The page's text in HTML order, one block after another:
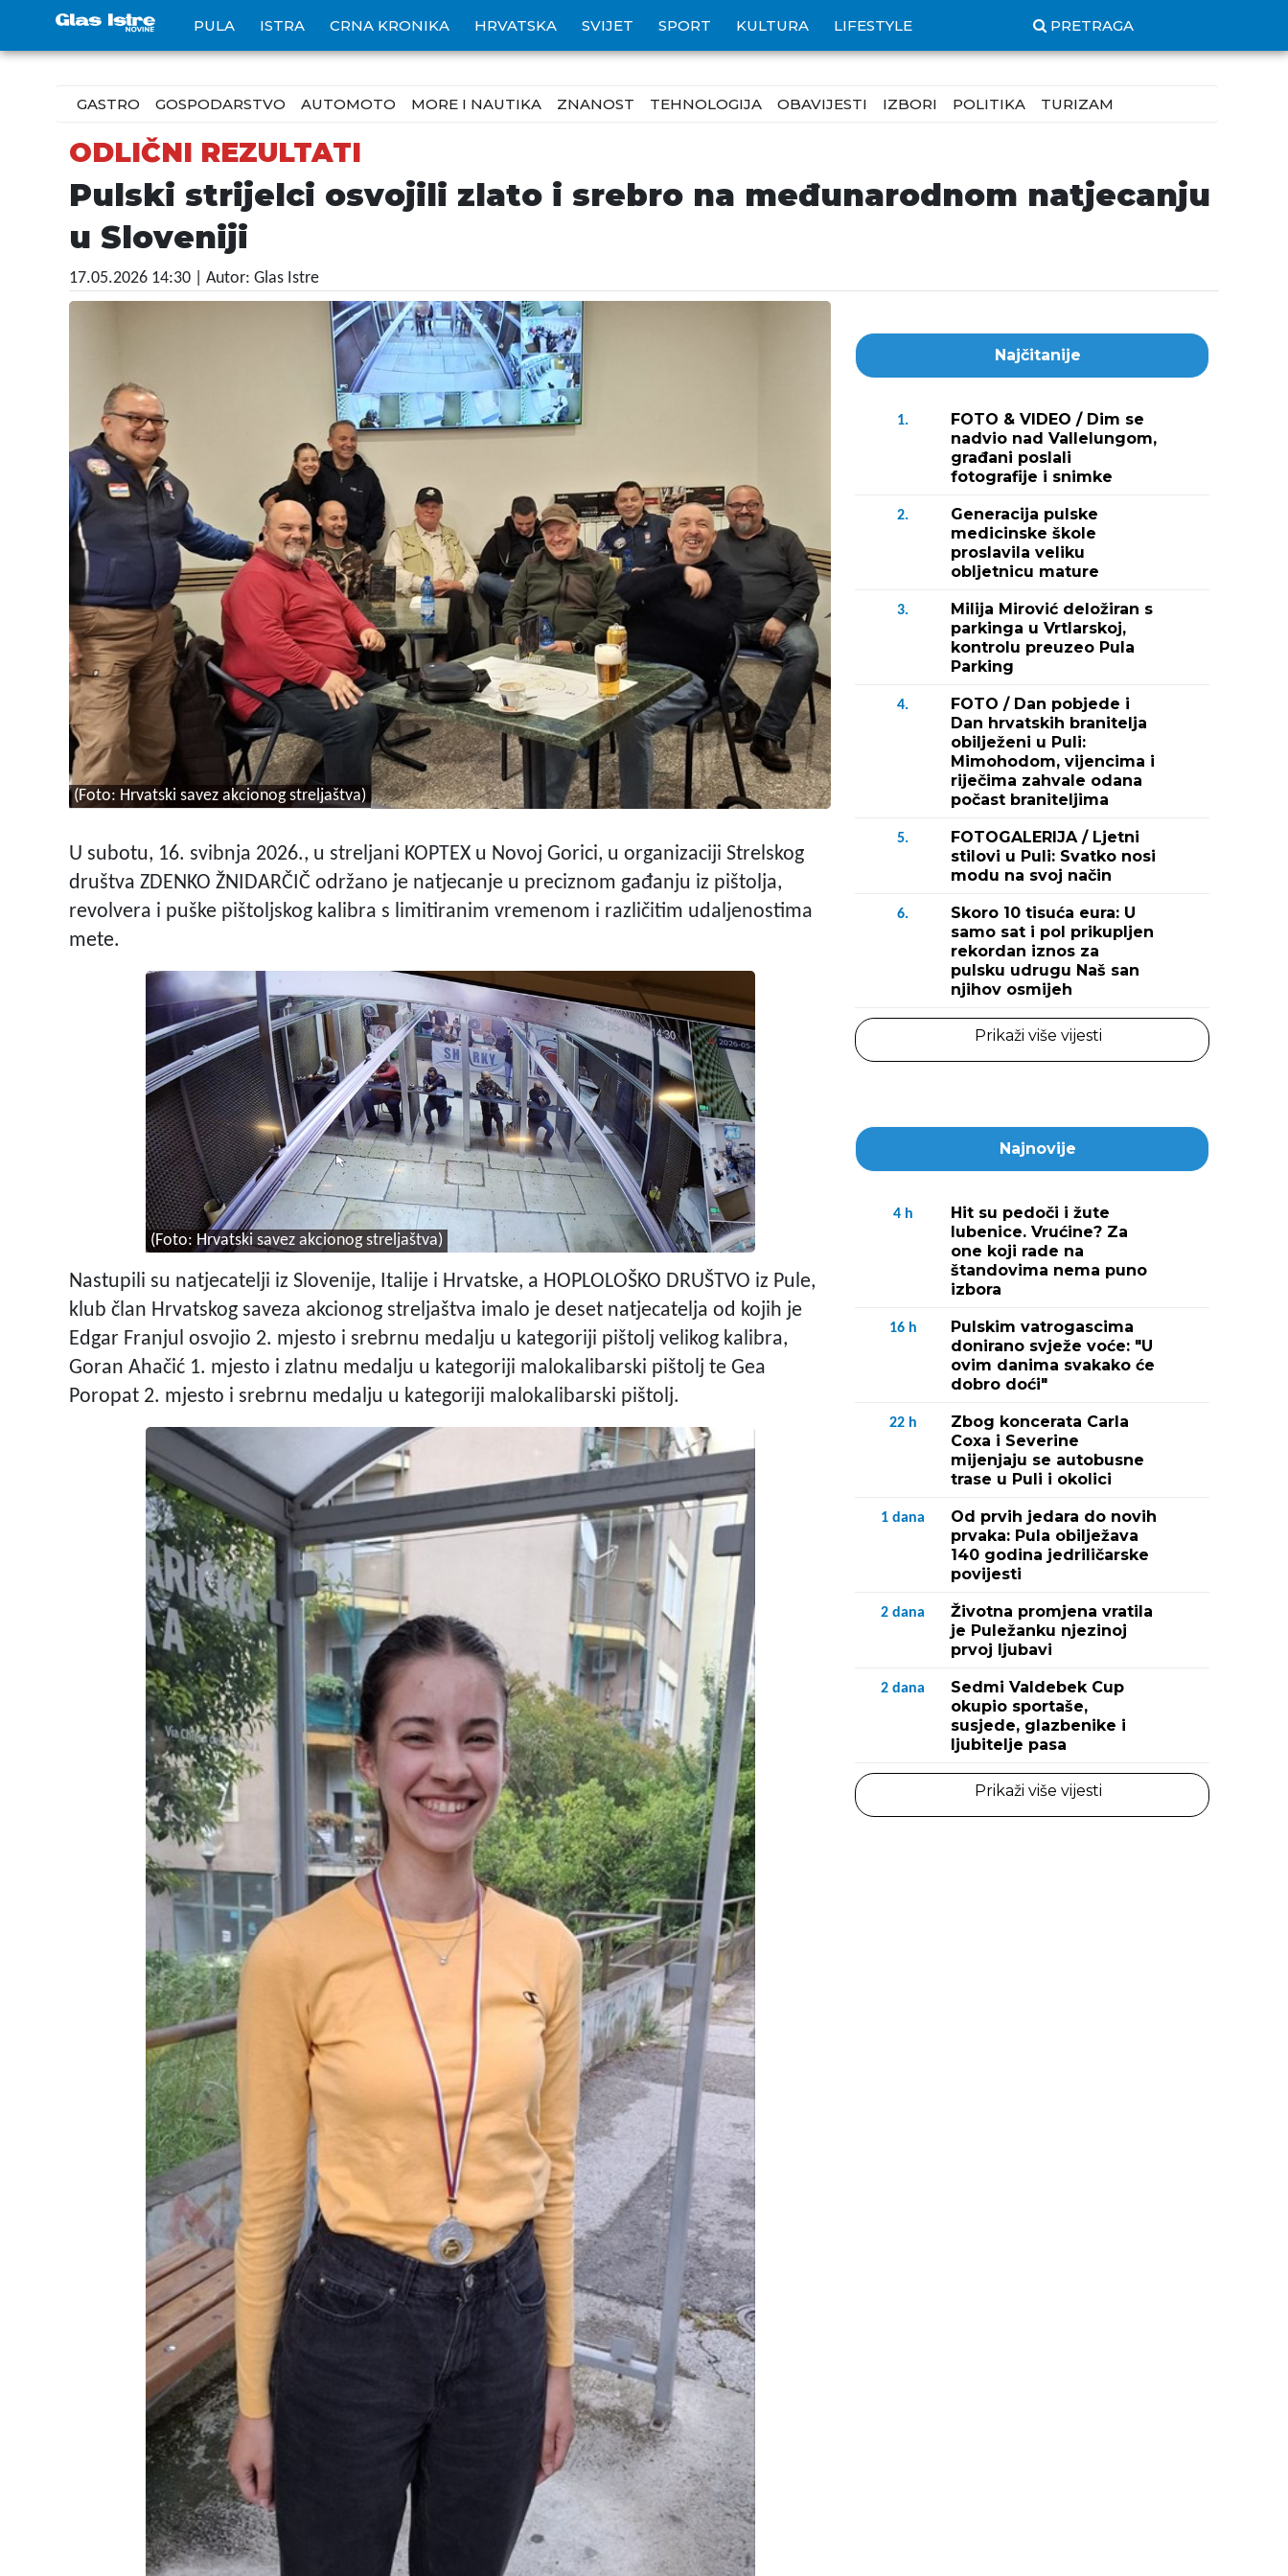
PULA ISTRA CRNA KRONIKA HRVATSKA SVIJET SPORT KULTURA LIFESTYLE PRETRAGA
GASTRO GOSPODARSTVO AUTOMOTO MORE I NAUTIKA ZNANOST TEHNOLOGIJA OBAVIJESTI IZBORI POLITIKA TURIZAM
ODLIČNI REZULTATI
Pulski strijelci osvojili zlato i srebro na međunarodnom natjecanju
u Sloveniji
17.05.2026 14:30 | Autor: Glas Istre
(Foto: Hrvatski savez akcionog streljaštva)
U subotu, 16. svibnja 2026., u streljani KOPTEX u Novoj Gorici, u organizaciji Strelskog
društva ZDENKO ŽNIDARČIČ održano je natjecanje u preciznom gađanju iz pištolja,
revolvera i puške pištoljskog kalibra s limitiranim vremenom i različitim udaljenostima
mete.
(Foto: Hrvatski savez akcionog streljaštva)
Nastupili su natjecatelji iz Slovenije, Italije i Hrvatske, a HOPLOLOŠKO DRUŠTVO iz Pule,
klub član Hrvatskog saveza akcionog streljaštva imalo je deset natjecatelja od kojih je
Edgar Franjul osvojio 2. mjesto i srebrnu medalju u kategoriji pištolj velikog kalibra,
Goran Ahačić 1. mjesto i zlatnu medalju u kategoriji malokalibarski pištolj te Gea
Poropat 2. mjesto i srebrnu medalju u kategoriji malokalibarski pištolj.
Najčitanije
1.
FOTO & VIDEO / Dim se
nadvio nad Vallelungom,
građani poslali
fotografije i snimke
2.
Generacija pulske
medicinske škole
proslavila veliku
obljetnicu mature
3.
Milija Mirović deložiran s
parkinga u Vrtlarskoj,
kontrolu preuzeo Pula
Parking
4.
FOTO / Dan pobjede i
Dan hrvatskih branitelja
obilježeni u Puli:
Mimohodom, vijencima i
riječima zahvale odana
počast braniteljima
5.
FOTOGALERIJA / Ljetni
stilovi u Puli: Svatko nosi
modu na svoj način
6.
Skoro 10 tisuća eura: U
samo sat i pol prikupljen
rekordan iznos za
pulsku udrugu Naš san
njihov osmijeh
Prikaži više vijesti
Najnovije
4 h
Hit su pedoči i žute
lubenice. Vrućine? Za
one koji rade na
štandovima nema puno
izbora
16 h
Pulskim vatrogascima
donirano svježe voće: "U
ovim danima svakako će
dobro doći"
22 h
Zbog koncerata Carla
Coxa i Severine
mijenjaju se autobusne
trase u Puli i okolici
1 dana
Od prvih jedara do novih
prvaka: Pula obilježava
140 godina jedriličarske
povijesti
2 dana
Životna promjena vratila
je Puležanku njezinoj
prvoj ljubavi
2 dana
Sedmi Valdebek Cup
okupio sportaše,
susjede, glazbenike i
ljubitelje pasa
Prikaži više vijesti